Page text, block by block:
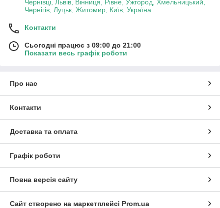
Чернівці, Львів, Вінниця, Рівне, Ужгород, Хмельницький,
Чернігів, Луцьк, Житомир, Київ, Україна
Контакти
Сьогодні працює з 09:00 до 21:00
Показати весь графік роботи
Про нас
Контакти
Доставка та оплата
Графік роботи
Повна версія сайту
Сайт створено на маркетплейсі Prom.ua